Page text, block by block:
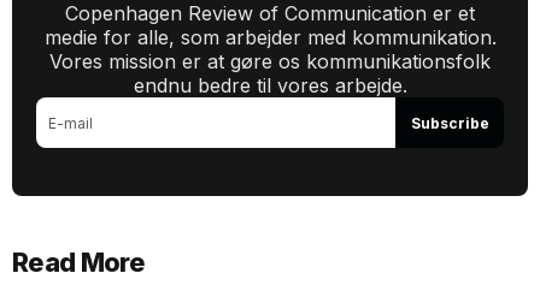
Copenhagen Review of Communication er et
medie for alle, som arbejder med kommunikation.
Vores mission er at gøre os kommunikationsfolk
endnu bedre til vores arbejde.
Subscribe
Read More